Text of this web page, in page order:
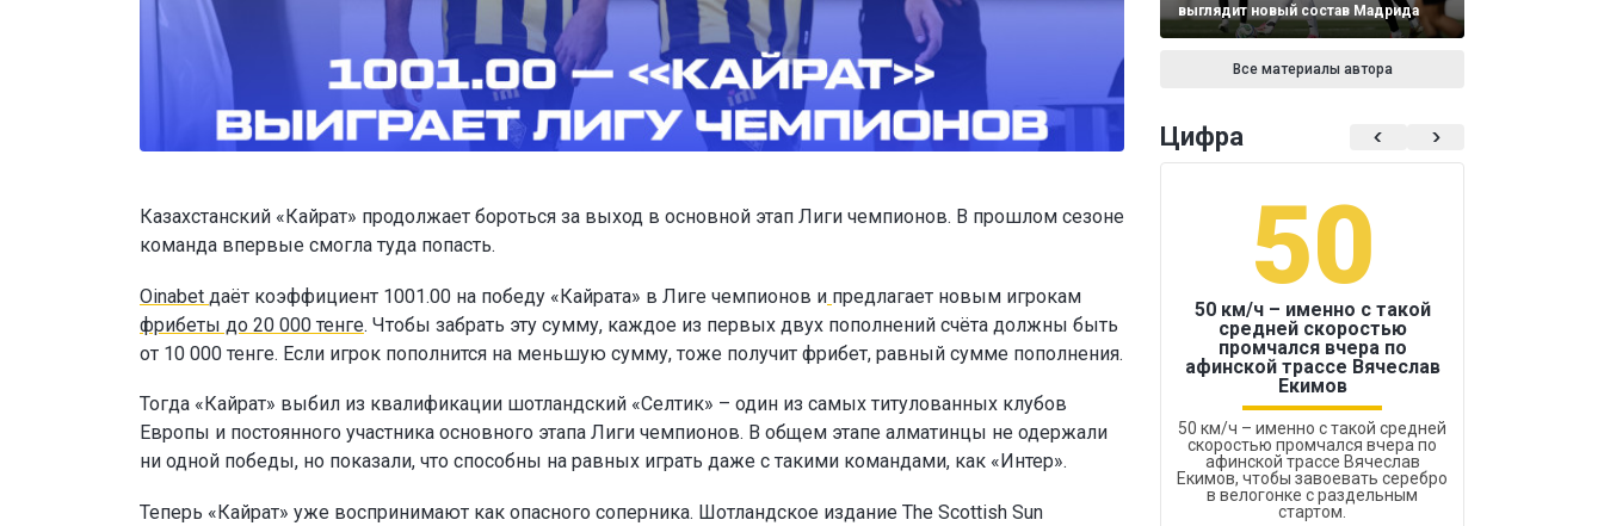
Казахстанский «Кайрат» продолжает бороться за выход в основной этап Лиги чемпионов. В прошлом сезоне
команда впервые смогла туда попасть.
Oinabet даёт коэффициент 1001.00 на победу «Кайрата» в Лиге чемпионов и предлагает новым игрокам
фрибеты до 20 000 тенге. Чтобы забрать эту сумму, каждое из первых двух пополнений счёта должны быть
от 10 000 тенге. Если игрок пополнится на меньшую сумму, тоже получит фрибет, равный сумме пополнения.
Тогда «Кайрат» выбил из квалификации шотландский «Селтик» – один из самых титулованных клубов
Европы и постоянного участника основного этапа Лиги чемпионов. В общем этапе алматинцы не одержали
ни одной победы, но показали, что способны на равных играть даже с такими командами, как «Интер».
Теперь «Кайрат» уже воспринимают как опасного соперника. Шотландское издание The Scottish Sun
выглядит новый состав Мадрида
Все материалы автора
Цифра
50
50 км/ч – именно с такой
средней скоростью
промчался вчера по
афинской трассе Вячеслав
Екимов
50 км/ч – именно с такой средней
скоростью промчался вчера по
афинской трассе Вячеслав
Екимов, чтобы завоевать серебро
в велогонке с раздельным
стартом.